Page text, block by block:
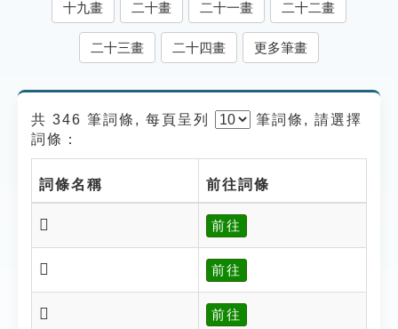
遊戲專區
教學應用
貓頭鷹博士
十九畫 二十畫 二十一畫 二十二畫
二十三畫 二十四畫 更多筆畫
共 346 筆詞條, 每頁呈列 筆詞條, 請選擇
詞條：
詞條名稱 前往詞條
𤕝 前往
𥘦 前往
𣊽 前往